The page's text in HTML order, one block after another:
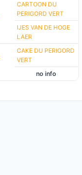
CARTOON DU
PERIGORD VERT
IJES VAN DE HOGE
LAER
CAKE DU PERIGORD
VERT
no info